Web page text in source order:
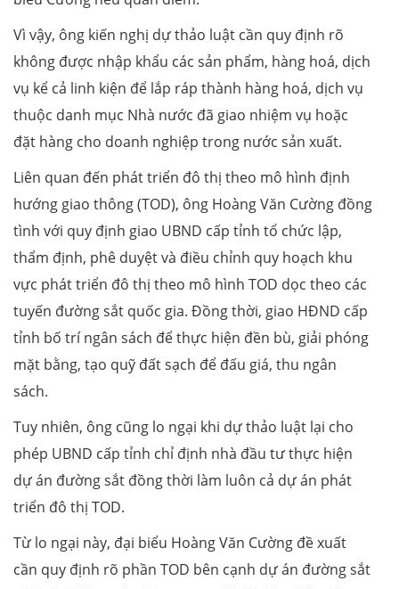
Vì vậy, ông kiến nghị dự thảo luật cần quy định rõ
không được nhập khẩu các sản phẩm, hàng hoá, dịch
vụ kể cả linh kiện để lắp ráp thành hàng hoá, dịch vụ
thuộc danh mục Nhà nước đã giao nhiệm vụ hoặc
đặt hàng cho doanh nghiệp trong nước sản xuất.
Liên quan đến phát triển đô thị theo mô hình định
hướng giao thông (TOD), ông Hoàng Văn Cường đồng
tình với quy định giao UBND cấp tỉnh tổ chức lập,
thẩm định, phê duyệt và điều chỉnh quy hoạch khu
vực phát triển đô thị theo mô hình TOD dọc theo các
tuyến đường sắt quốc gia. Đồng thời, giao HĐND cấp
tỉnh bố trí ngân sách để thực hiện đền bù, giải phóng
mặt bằng, tạo quỹ đất sạch để đấu giá, thu ngân
sách.
Tuy nhiên, ông cũng lo ngại khi dự thảo luật lại cho
phép UBND cấp tỉnh chỉ định nhà đầu tư thực hiện
dự án đường sắt đồng thời làm luôn cả dự án phát
triển đô thị TOD.
Từ lo ngại này, đại biểu Hoàng Văn Cường đề xuất
cần quy định rõ phần TOD bên cạnh dự án đường sắt